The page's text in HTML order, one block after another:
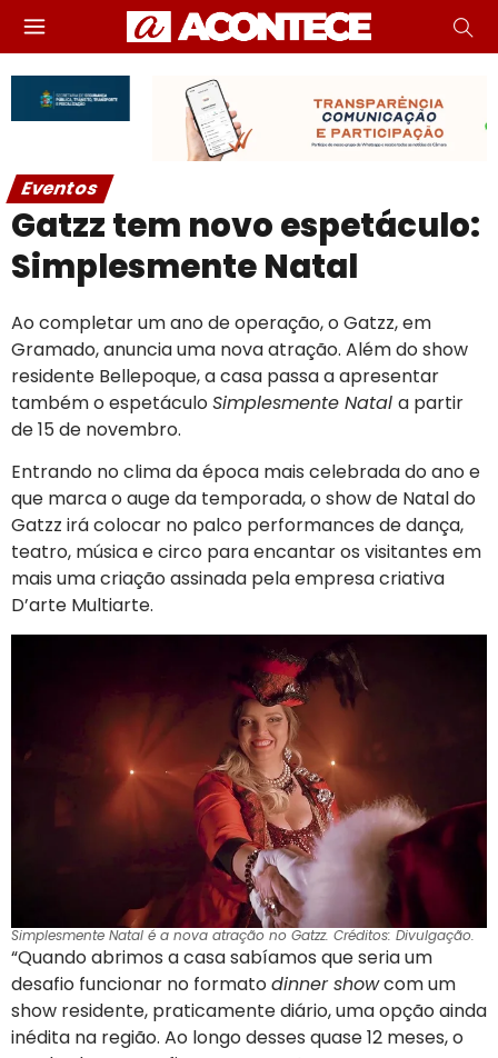
Eventos
Gatzz tem novo espetáculo:
Simplesmente Natal
Ao completar um ano de operação, o Gatzz, em
Gramado, anuncia uma nova atração. Além do show
residente Bellepoque, a casa passa a apresentar
também o espetáculoSimplesmente Natal a partir
de 15 de novembro.
Entrando no clima da época mais celebrada do ano e
que marca o auge da temporada, o show de Natal do
Gatzz irá colocar no palco performances de dança,
teatro, música e circo para encantar os visitantes em
mais uma criação assinada pela empresa criativa
D’arte Multiarte.
Simplesmente Natal é a nova atração no Gatzz. Créditos: Divulgação.
“Quando abrimos a casa sabíamos que seria um
desafio funcionar no formatodinner showcom um
show residente, praticamente diário, uma opção ainda
inédita na região. Ao longo desses quase 12 meses, o